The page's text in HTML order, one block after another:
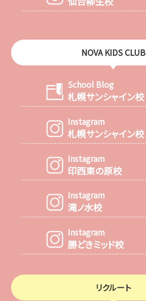
NOVA KIDS CLUB
School Blog
札幌サンシャイン校
Instagram
札幌サンシャイン校
Instagram
印西東の原校
Instagram
滝ノ水校
Instagram
勝どきミッド校
リクルート